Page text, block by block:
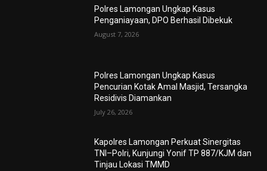
Polres Lamongan Ungkap Kasus
Penganiayaan, DPO Berhasil Dibekuk
August 7, 2026
Polres Lamongan Ungkap Kasus
Pencurian Kotak Amal Masjid, Tersangka
Residivis Diamankan
July 26, 2026
Kapolres Lamongan Perkuat Sinergitas
TNI–Polri, Kunjungi Yonif TP 887/KJM dan
Tinjau Lokasi TMMD